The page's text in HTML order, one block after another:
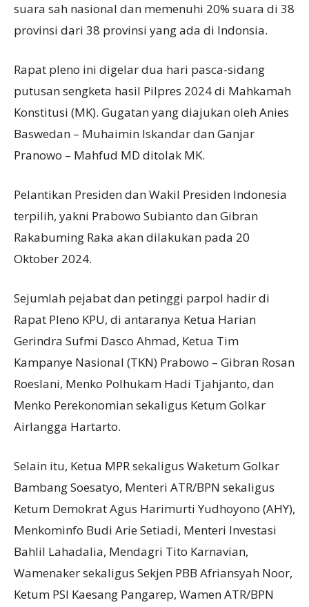
suara sah nasional dan memenuhi 20% suara di 38
provinsi dari 38 provinsi yang ada di Indonsia.
Rapat pleno ini digelar dua hari pasca-sidang
putusan sengketa hasil Pilpres 2024 di Mahkamah
Konstitusi (MK). Gugatan yang diajukan oleh Anies
Baswedan – Muhaimin Iskandar dan Ganjar
Pranowo – Mahfud MD ditolak MK.
Pelantikan Presiden dan Wakil Presiden Indonesia
terpilih, yakni Prabowo Subianto dan Gibran
Rakabuming Raka akan dilakukan pada 20
Oktober 2024.
Sejumlah pejabat dan petinggi parpol hadir di
Rapat Pleno KPU, di antaranya Ketua Harian
Gerindra Sufmi Dasco Ahmad, Ketua Tim
Kampanye Nasional (TKN) Prabowo – Gibran Rosan
Roeslani, Menko Polhukam Hadi Tjahjanto, dan
Menko Perekonomian sekaligus Ketum Golkar
Airlangga Hartarto.
Selain itu, Ketua MPR sekaligus Waketum Golkar
Bambang Soesatyo, Menteri ATR/BPN sekaligus
Ketum Demokrat Agus Harimurti Yudhoyono (AHY),
Menkominfo Budi Arie Setiadi, Menteri Investasi
Bahlil Lahadalia, Mendagri Tito Karnavian,
Wamenaker sekaligus Sekjen PBB Afriansyah Noor,
Ketum PSI Kaesang Pangarep, Wamen ATR/BPN